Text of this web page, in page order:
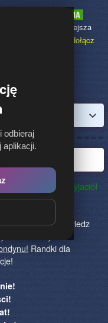
odbieraj
aplikacji.
to najpopularniejsza
dołącz
nowych przyjaciół
z samotnością!
przygody, chętne
do nas, powiedz
Randki dla